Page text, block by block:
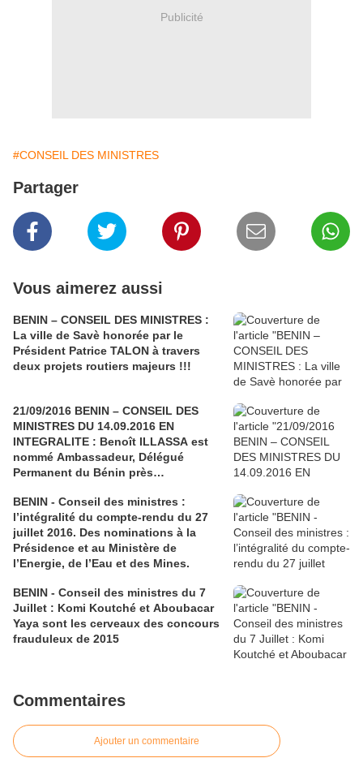
Publicité
#CONSEIL DES MINISTRES
Partager
Vous aimerez aussi
BENIN – CONSEIL DES MINISTRES :
La ville de Savè honorée par le
Président Patrice TALON à travers
deux projets routiers majeurs !!!
21/09/2016 BENIN – CONSEIL DES
MINISTRES DU 14.09.2016 EN
INTEGRALITE : Benoît ILLASSA est
nommé Ambassadeur, Délégué
Permanent du Bénin près
Francophonie à Paris (O.I.F.)
BENIN - Conseil des ministres :
l’intégralité du compte-rendu du 27
juillet 2016. Des nominations à la
Présidence et au Ministère de
l’Energie, de l’Eau et des Mines.
BENIN - Conseil des ministres du 7
Juillet : Komi Koutché et Aboubacar
Yaya sont les cerveaux des concours
frauduleux de 2015
Commentaires
Ajouter un commentaire